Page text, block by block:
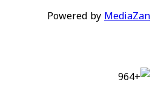
Powered byMediaZan